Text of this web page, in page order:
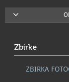
Zbirke
ZBIRKA